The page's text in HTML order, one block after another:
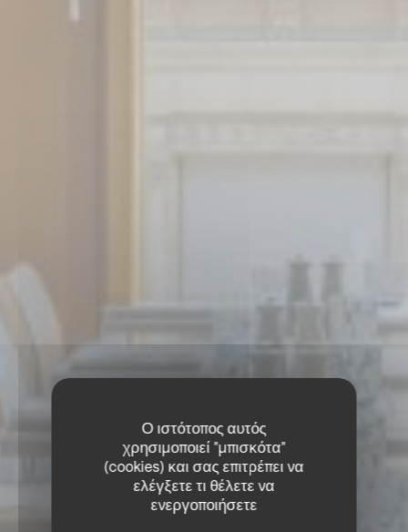
Ο ιστότοπος αυτός
χρησιμοποιεί "μπισκότα"
(cookies) και σας επιτρέπει να
ελέγξετε τι θέλετε να
ενεργοποιήσετε
COFFEE ΕΣΤΙΑΤΌΡΙΟ• GENÈVE